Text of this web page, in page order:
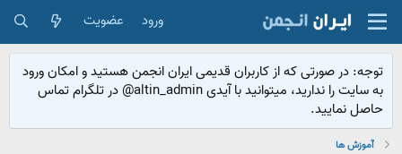
ورود عضویت
توجه: در صورتی که از کاربران قدیمی ایران انجمن هستید و امکان ورود
به سایت را ندارید، میتوانید با آیدی altin_admin@ در تلگرام تماس
حاصل نمایید.
آموزش ها